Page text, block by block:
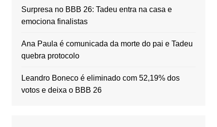
Surpresa no BBB 26: Tadeu entra na casa e
emociona finalistas
Ana Paula é comunicada da morte do pai e Tadeu
quebra protocolo
Leandro Boneco é eliminado com 52,19% dos
votos e deixa o BBB 26